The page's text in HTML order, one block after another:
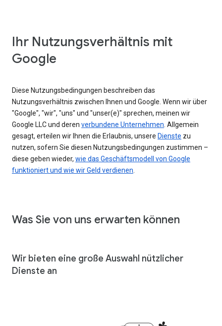
Ihr Nutzungsverhältnis mit
Google
Diese Nutzungsbedingungen beschreiben das
Nutzungsverhältnis zwischen Ihnen und Google. Wenn wir über
"Google", "wir", "uns" und "unser(e)" sprechen, meinen wir
Google LLC und deren verbundene Unternehmen . Allgemein
gesagt, erteilen wir Ihnen die Erlaubnis, unsere Dienste zu
nutzen, sofern Sie diesen Nutzungsbedingungen zustimmen –
diese geben wieder, wie das Geschäftsmodell von Google
funktioniert und wie wir Geld verdienen
Was Sie von uns erwarten können
Wir bieten eine große Auswahl nützlicher
Dienste an